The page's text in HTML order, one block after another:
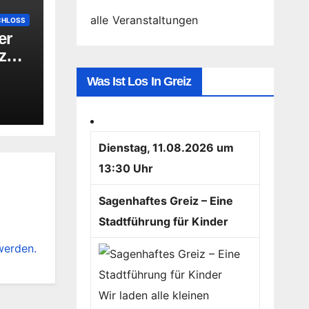
alle Veranstaltungen
Was Ist Los In Greiz
Dienstag, 11.08.2026 um
13:30 Uhr
Sagenhaftes Greiz – Eine
Stadtführung für Kinder
Wir laden alle kleinen